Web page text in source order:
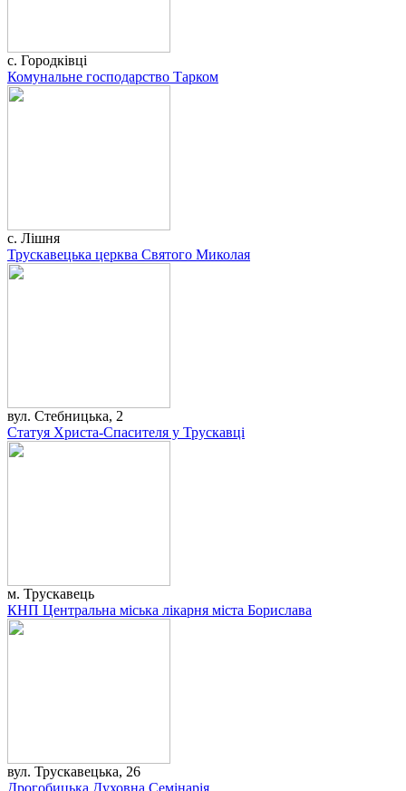
с. Городківці
Комунальне господарство Тарком
с. Лішня
Трускавецька церква Святого Миколая
вул. Стебницька, 2
Статуя Христа-Спасителя у Трускавці
м. Трускавець
КНП Центральна міська лікарня міста Борислава
вул. Трускавецька, 26
Дрогобицька Духовна Семінарія